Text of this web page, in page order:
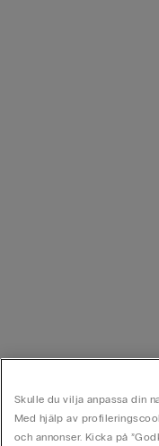
Skulle du vilja anpassa din
Med hjälp av
och annonser. Kicka på